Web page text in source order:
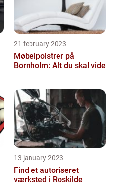
21 february 2023
Møbelpolstrer på
Bornholm: Alt du skal vide
13 january 2023
Find et autoriseret
værksted i Roskilde